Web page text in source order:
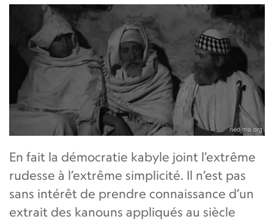
En fait la démocratie kabyle joint l’extrême
rudesse à l’extrême simplicité. Il n’est pas
sans intérêt de prendre connaissance d’un
extrait des kanouns appliqués au siècle